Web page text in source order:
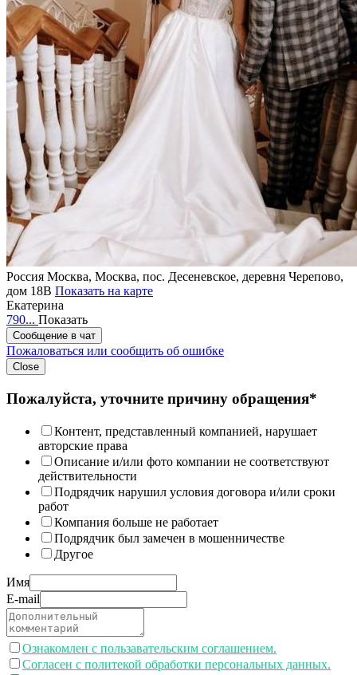
Россия Москва, Москва, пос. Десеневское, деревня Черепово,
дом 18В Показать на карте
Екатерина
790... Показать
Сообщение в чат
Пожаловаться или сообщить об ошибке
Close
Пожалуйста, уточните причину обращения*
Контент, представленный компанией, нарушает
авторские права
Описание и/или фото компании не соответствуют
действительности
Подрядчик нарушил условия договора и/или сроки
работ
Компания больше не работает
Подрядчик был замечен в мошенничестве
Другое
Имя
E-mail
Ознакомлен с пользавательским соглашением.
Согласен с политекой обработки персональных данных.